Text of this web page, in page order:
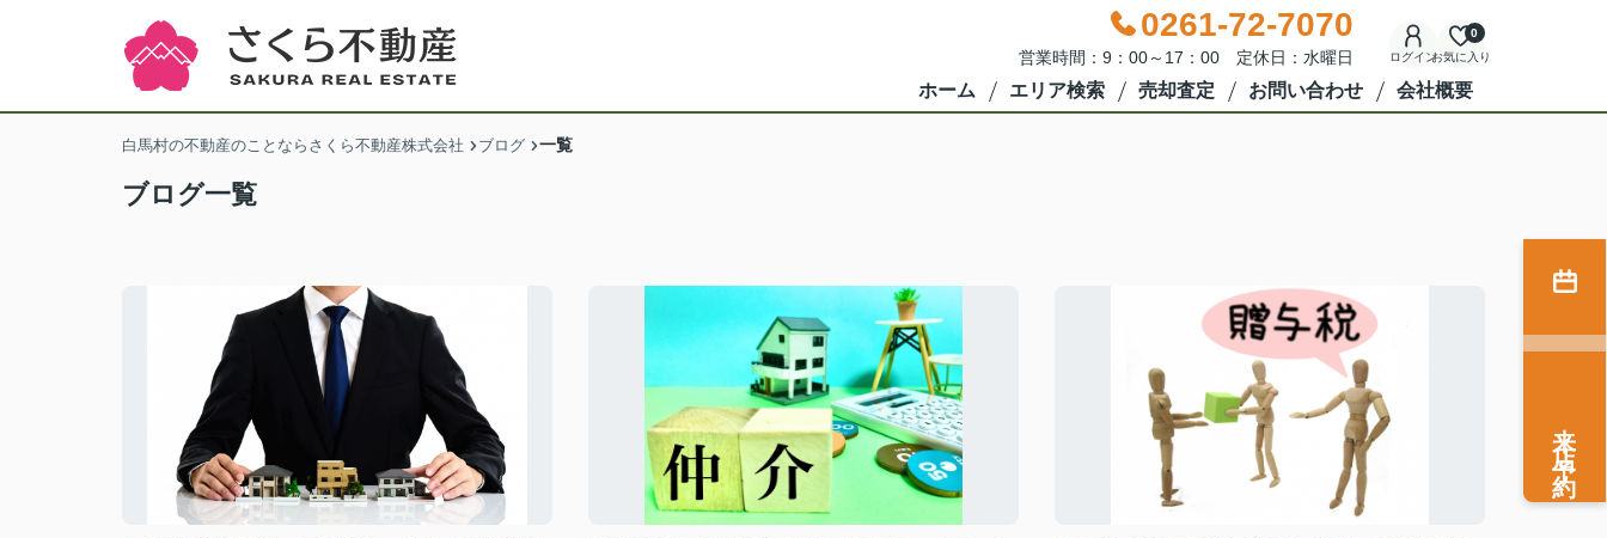
0261-72-7070
営業時間：9：00～17：00 定休日：水曜日 ログインお気に入り
0
ホーム エリア検索 売却査定 お問い合わせ 会社概要
白馬村の不動産のことならさくら不動産株式会社 ブログ 一覧
ブログ一覧
来店予約